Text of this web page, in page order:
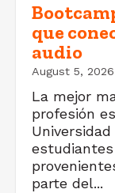
que
audio
August 5, 2026
La mejor
profesión
parte del...